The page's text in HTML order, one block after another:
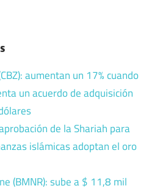
aumentan un 17% cuando
un acuerdo de adquisición
de la Shariah para
islámicas adoptan el oro
(BMNR): sube a $ 11,8 mil